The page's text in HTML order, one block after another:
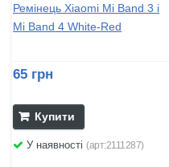
Ремінець Xiaomi Mi Band 3 і
Mi Band 4 White-Red
65 грн
Купити
У наявності (арт:2111287)